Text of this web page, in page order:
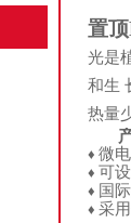
置顶
光是
和生
热量
♦ 微
♦ 可
♦ 国
♦ 采